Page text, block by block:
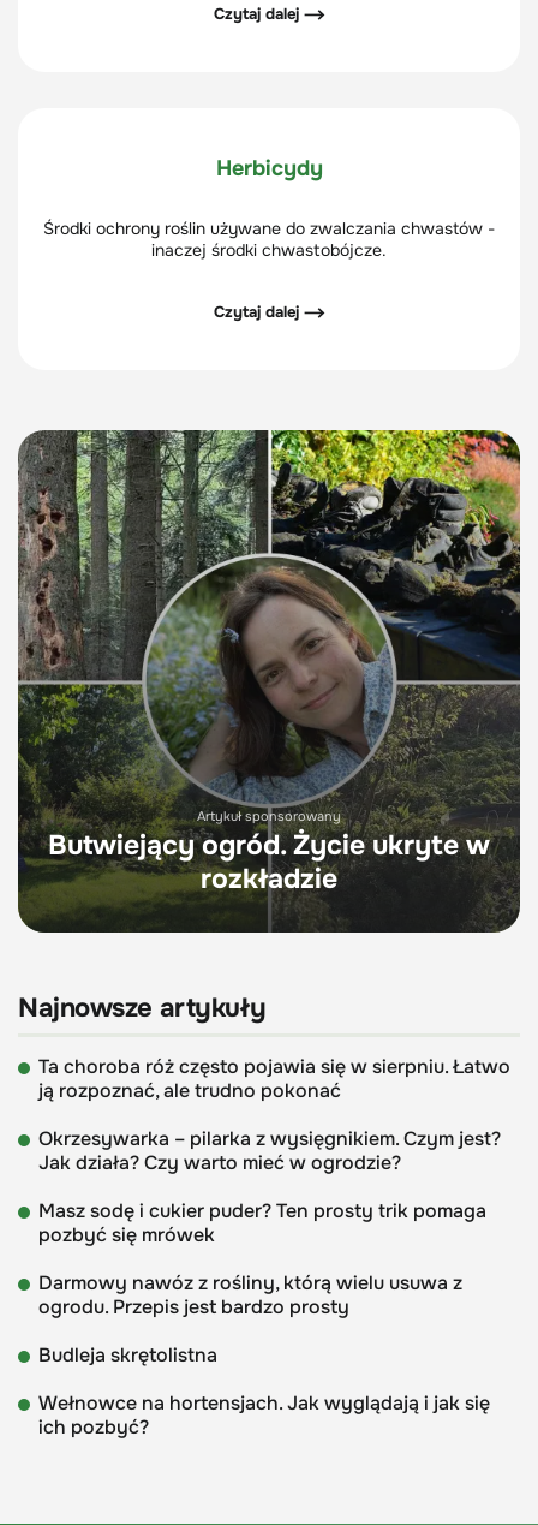
Czytaj dalej ⟶
Herbicydy
Środki ochrony roślin używane do zwalczania chwastów -
inaczej środki chwastobójcze.
Czytaj dalej ⟶
Artykuł sponsorowany
Butwiejący ogród. Życie ukryte w
rozkładzie
Najnowsze artykuły
Ta choroba róż często pojawia się w sierpniu. Łatwo
ją rozpoznać, ale trudno pokonać
Okrzesywarka – pilarka z wysięgnikiem. Czym jest?
Jak działa? Czy warto mieć w ogrodzie?
Masz sodę i cukier puder? Ten prosty trik pomaga
pozbyć się mrówek
Darmowy nawóz z rośliny, którą wielu usuwa z
ogrodu. Przepis jest bardzo prosty
Budleja skrętolistna
Wełnowce na hortensjach. Jak wyglądają i jak się
ich pozbyć?